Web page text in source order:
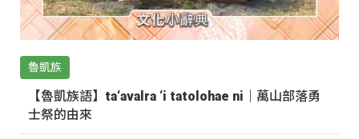
魯凱族
【魯凱族語】ta‘avalra ‘i tatolohae ni｜萬山部落勇
士祭的由來